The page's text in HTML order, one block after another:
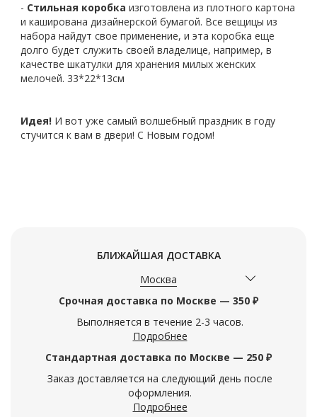
- Стильная коробка изготовлена из плотного картона
и каширована дизайнерской бумагой. Все вещицы из
набора найдут свое применение, и эта коробка еще
долго будет служить своей владелице, например, в
качестве шкатулки для хранения милых женских
мелочей. 33*22*13см
Идея! И вот уже самый волшебный праздник в году
стучится к вам в двери! С Новым годом!
БЛИЖАЙШАЯ ДОСТАВКА
Москва
Срочная доставка по Москве — 350 ₽
Выполняется в течение 2-3 часов.
Подробнее
Стандартная доставка по Москве — 250 ₽
Заказ доставляется на следующий день после
оформления.
Подробнее